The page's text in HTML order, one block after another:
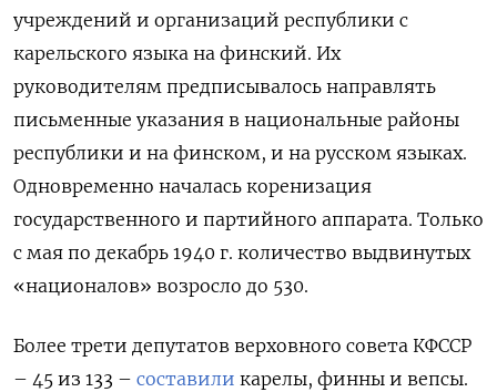
учреждений и организаций республики с
карельского языка на финский. Их
руководителям предписывалось направлять
письменные указания в национальные районы
республики и на финском, и на русском языках.
Одновременно началась коренизация
государственного и партийного аппарата. Только
с мая по декабрь 1940 г. количество выдвинутых
«националов» возросло до 530.
Более трети депутатов верховного совета КФССР
– 45 из 133 – составили карелы, финны и вепсы.